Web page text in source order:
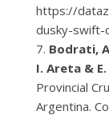
https://
dusky-swift-
Bodrati,
I. Areta &
Provincial
Argentina.